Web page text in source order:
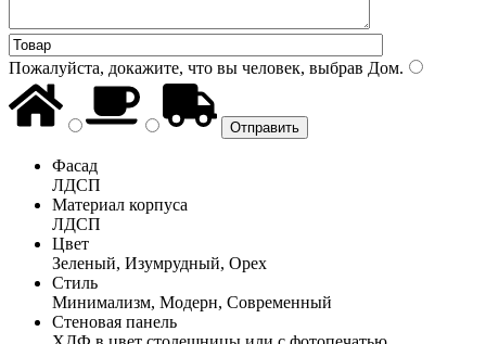
Пожалуйста, докажите, что вы человек, выбрав Дом.
Фасад
ЛДСП
Материал корпуса
ЛДСП
Цвет
Зеленый, Изумрудный, Орех
Стиль
Минимализм, Модерн, Современный
Стеновая панель